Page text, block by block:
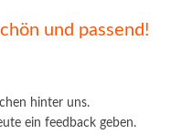
und passend!
hinter uns.
ein feedback geben.